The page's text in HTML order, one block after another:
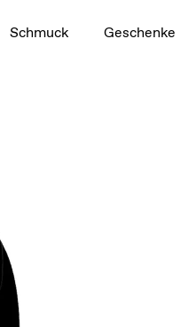
Schmuck Geschenke